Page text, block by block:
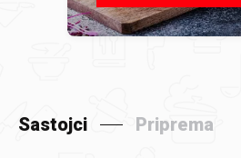
Sastojci Priprema